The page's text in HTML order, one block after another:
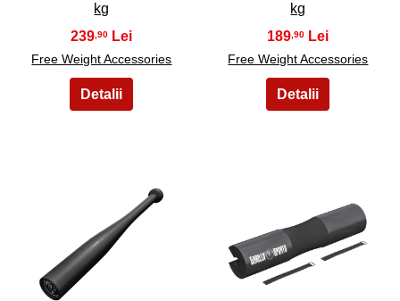
kg
239,90
Free Weight Accessories
kg
189,90
Free Weight Accessories
9 10